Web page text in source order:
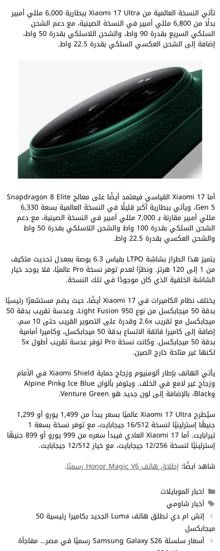
تأتي النسخة العالمية من Xiaomi 17 Ultra ببطارية 6,000 مللي أمبير
بدلًا من 6,800 مللي أمبير في النسخة الصينية، مع دعم الشحن
السلكي السريع بقدرة 90 واط، والشحن اللاسلكي بقدرة 50 واط،
إضافة إلى الشحن العكسي السلكي بقدرة 22.5 واط.
أما Xiaomi 17 القياسي فيعتمد أيضًا على معالج Snapdragon 8 Elite
Gen 5، ويأتي ببطارية أكبر قليلًا في النسخة العالمية بسعة 6,330
مللي أمبير مقارنة بـ 7,000 مللي أمبير في النسخة الصينية، مع دعم
الشحن السلكي بقدرة 100 واط والشحن اللاسلكي بقدرة 50 واط
والشحن العكسي بقدرة 22.5 واط.
يتميز هذا الطراز بشاشة LTPO بقياس 6.3 بوصة بمعدل تحديث متكيف
من 1 إلى 120 هرتز. ونظرًا لعدم توفر نسخة Pro عالميًا، فلا يوجد خيار
الشاشة الخلفية الذي كان موجودًا في تلك النسخة.
يختلف نظام الكاميرات في Xiaomi 17 أيضًا، حيث يضم مستشعرًا رئيسيًا
بدقة 50 ميجابكسل من نوع Light Fusion 950، وعدسة تقريب بدقة 50
ميجابكسل مع تقريب 2.6x وقدرة على التصوير القريب حتى 10 سم،
إضافة إلى كاميرا فائقة الاتساع بدقة 50 ميجابكسل، وكاميرا أمامية
بدقة 50 ميجابكسل. وكانت نسخة Pro توفر عدسة تقريب أطول 5x
لكنها غير متاحة خارج الصين.
يأتي الهاتف بإطار ألومنيوم وزجاج حماية Xiaomi Shield في الأمام
وزجاج غير لامع في الخلف. ويتوفر بألوان Ice Blue وAlpine Pink
وBlack، بالإضافة إلى لون جديد هو Venture Green.
سيُطرح Xiaomi 17 Ultra عالميًا بسعر يبدأ من 1,499 يورو أو 1,299
جنيهًا إسترلينيًا لنسخة 16/512 جيجابايت، مع توفر نسخة بسعة 1
تيرابايت. أما Xiaomi 17 العادي فيبدأ سعره من 999 يورو أو 899 جنيهًا
إسترلينيًا لنسخة 12/256 جيجابايت، مع خيار 12/512 جيجابايت.
شاهد ايضًا: إطلاق هاتف Honor Magic V6 رسميًا
.
التصنيفات
اخبار الموبايلات
الوسوم
أخبار شاومي
إتش ام دي تطلق هاتف Luma الجديد بكاميرا رئيسية 50
ميجابكسل
أسعار سلسلة Samsung Galaxy S26 رسميًا في مصر… مفاجأة